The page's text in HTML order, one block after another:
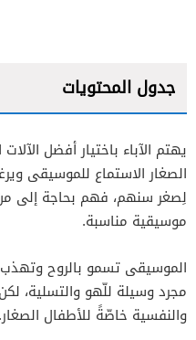
جدول المحتويات
يهتم الآباء باختيار أفضل
الصغار الاستماع للموسيقى
لِصغر سنهم، فهم بحاجة إلى
موسيقية مناسبة.
الموسيقى تسمو بالروح
مجرد وسيلة للّهو والتسلية،
والنفسية خاصّةً للأطفال الصغار.